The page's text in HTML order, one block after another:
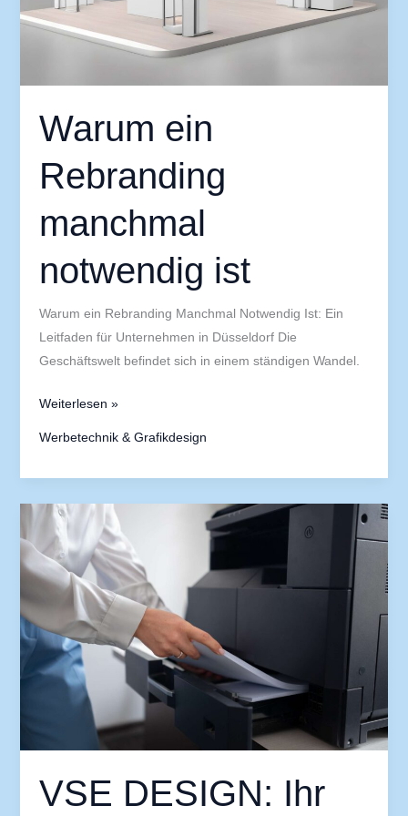
Warum ein
Rebranding
manchmal
notwendig ist
Warum ein Rebranding Manchmal Notwendig Ist: Ein
Leitfaden für Unternehmen in Düsseldorf Die
Geschäftswelt befindet sich in einem ständigen Wandel.
Weiterlesen »
Werbetechnik & Grafikdesign
VSE DESIGN: Ihr
VSE
DESIGN:
Ihr
kreativer
Begleiter
in
Düsseldorf